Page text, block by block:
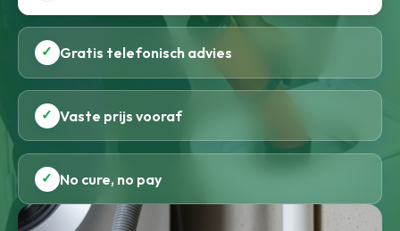
✓ Gratis telefonisch advies
✓ Vaste prijs vooraf
✓ No cure, no pay